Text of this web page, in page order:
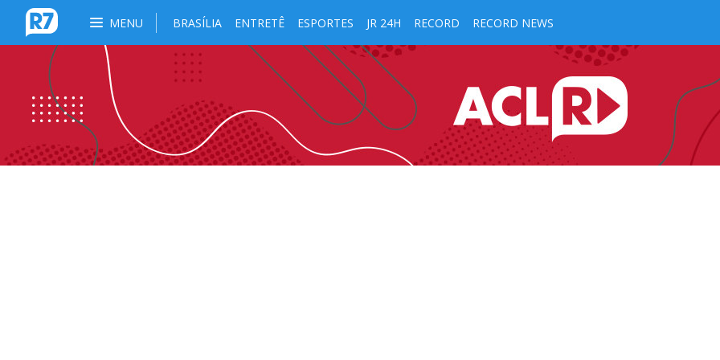
MENU BRASÍLIA ENTRETÊ ESPORTES JR 24H RECORD RECORD NEWS